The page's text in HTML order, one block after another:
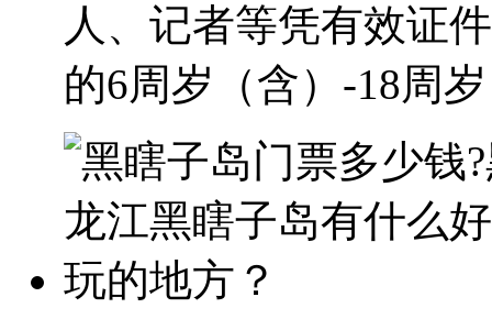
人、记者等凭有效证
的6周岁（含）-18周